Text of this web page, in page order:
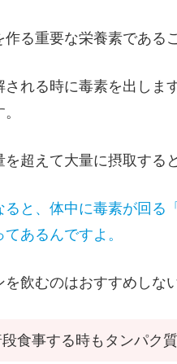
る重要な栄養素である
される時に毒素を出しま
超えて大量に摂取する
と、体中に毒素が回る
あるんですよ。
飲むのはおすすめしな
段食事する時もタンパク